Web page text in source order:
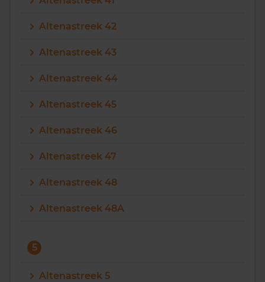
Altenastreek 42
Altenastreek 43
Altenastreek 44
Altenastreek 45
Altenastreek 46
Altenastreek 47
Altenastreek 48
Altenastreek 48A
5
Altenastreek 5